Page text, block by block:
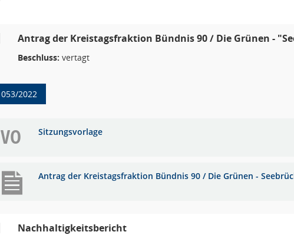
Antrag der Kreistagsfraktion Bündnis 90 / Die Grünen -
Beschluss: vertagt
053/2022
VO Sitzungsvorlage
Antrag der Kreistagsfraktion Bündnis 90 / Die Grünen -
Nachhaltigkeitsbericht